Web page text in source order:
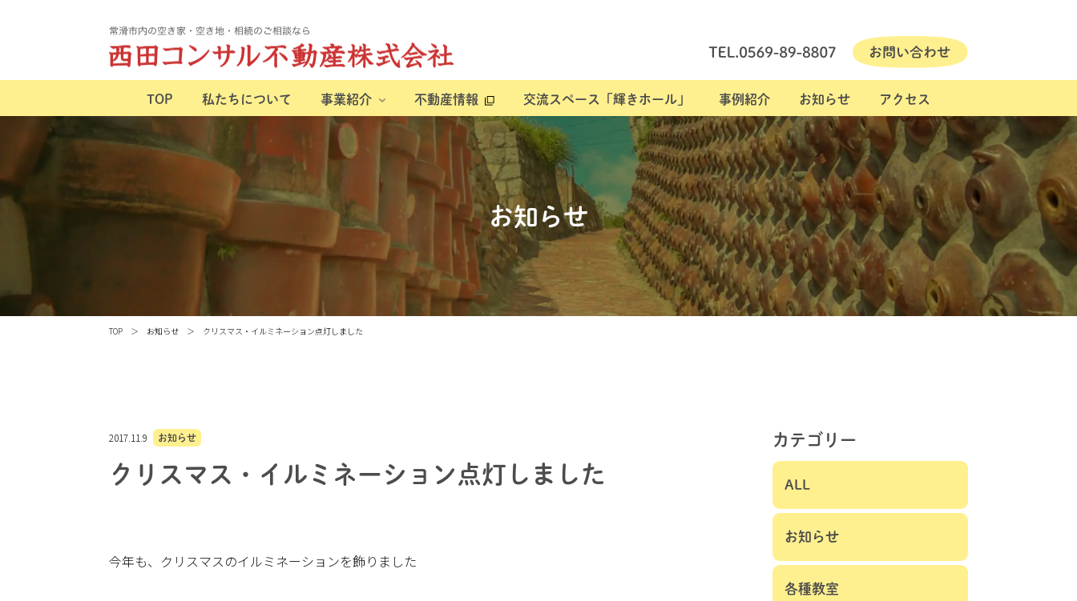
TOP 私たちについて 事業紹介 不動産情報 交流スペース「輝きホール」 事例紹介 お知らせ アクセス
お知らせ
TOP お知らせ クリスマス・イルミネーション点灯しました
2017.11.9 お知らせ
クリスマス・イルミネーション点灯しました
今年も、クリスマスのイルミネーションを飾りました
カテゴリー
ALL
お知らせ
各種教室